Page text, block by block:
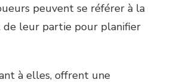
peuvent se référer à la
leur partie pour planifier
à elles, offrent une